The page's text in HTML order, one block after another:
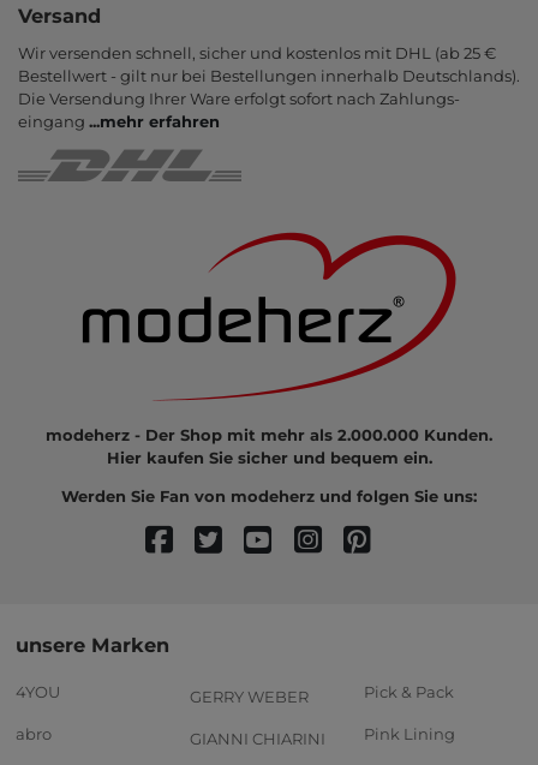
Versand
Wir versenden schnell, sicher und kostenlos mit DHL (ab 25 €
Bestell­wert - gilt nur bei Bestel­lungen inner­halb Deutsch­lands).
Die Ver­sendung Ihrer Ware er­folgt sofort nach Zahlungs­
eingang ...mehr erfahren
modeherz - Der Shop mit mehr als 2.000.000 Kunden.
Hier kaufen Sie sicher und bequem ein.
Werden Sie Fan von modeherz und folgen Sie uns:
unsere Marken
4YOU
abro
GERRY WEBER
GIANNI CHIARINI
Pick & Pack
Pink Lining